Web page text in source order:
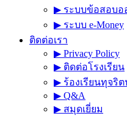
▶︎ ระบบข้อสอบอ
▶︎ ระบบ e-Money
ติดต่อเรา
▶︎ Privacy Policy
▶︎ ติดต่อโรงเรียน
▶︎ ร้องเรียนทุจริ
▶︎ Q&A
▶︎ สมุดเยี่ยม